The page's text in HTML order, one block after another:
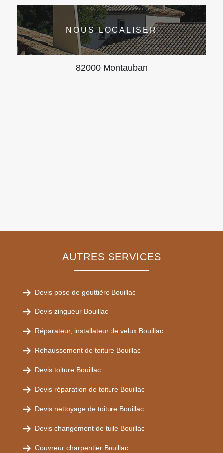
NOUS LOCALISER
82000 Montauban
AUTRES SERVICES
Devis pose de gouttière Bouillac
Devis zingueur Bouillac
Réparateur, installateur de velux Bouillac
Rehaussement de toiture Bouillac
Devis toiture Bouillac
Devis réparation de toiture Bouillac
Devis nettoyage de toiture Bouillac
Devis changement de tuile Bouillac
Couvreur charpentier Bouillac